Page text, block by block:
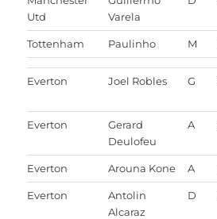
Utd
Varela
Tottenham Paulinho M
Everton Joel Robles G
Everton
Gerard
Deulofeu
A
Everton Arouna Kone A
Everton
Antolin
Alcaraz
D